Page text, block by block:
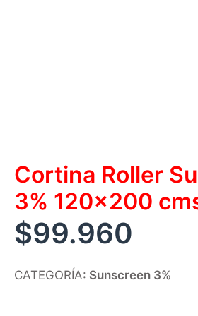
Cortina Roller
3% 120×200
$99.960
CATEGORÍA: Sunscreen 3%